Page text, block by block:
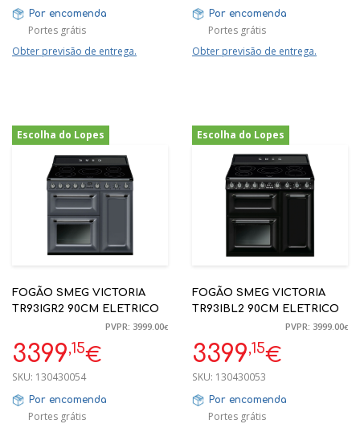
Por encomenda
Portes grátis
Obter previsão de entrega.
Por encomenda
Portes grátis
Obter previsão de entrega.
Escolha do Lopes
-15%
FOGÃO SMEG VICTORIA
TR93IGR2 90CM ELETRICO
PVPR: 3999.00€
3399,15€
SKU: 130430054
Por encomenda
Portes grátis
Escolha do Lopes
-15%
FOGÃO SMEG VICTORIA
TR93IBL2 90CM ELETRICO
PVPR: 3999.00€
3399,15€
SKU: 130430053
Por encomenda
Portes grátis